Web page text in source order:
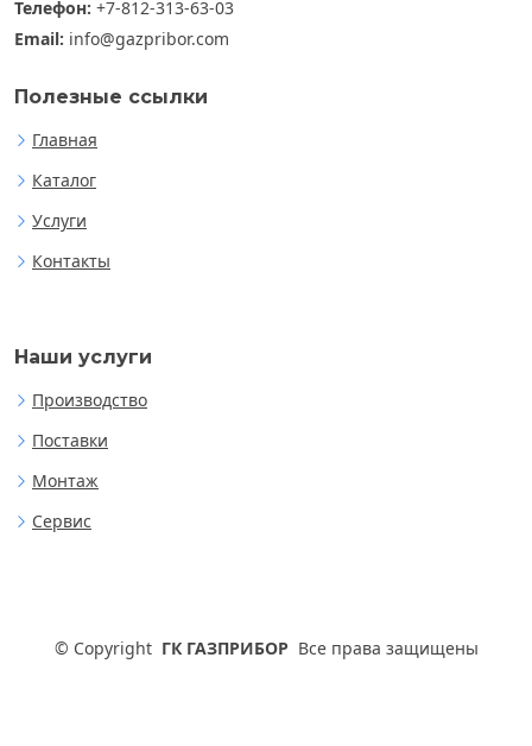
Телефон: +7-812-313-63-03
Email: info@gazpribor.com
Полезные ссылки
Главная
Каталог
Услуги
Контакты
Наши услуги
Производство
Поставки
Монтаж
Сервис
© Copyright ГК ГАЗПРИБОР Все права защищены